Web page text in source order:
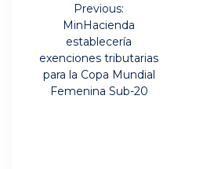
entradas
Previous:
PreviousMinHacienda
establecería
exenciones tributarias
para la Copa Mundial
Femenina Sub-20